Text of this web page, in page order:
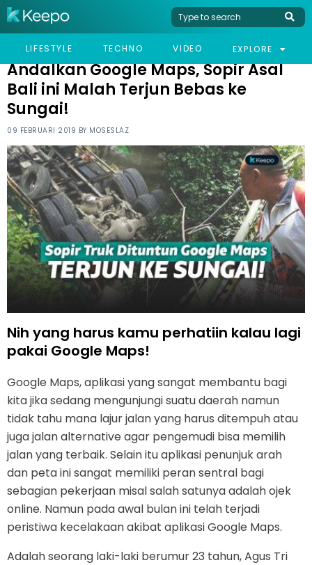
LIFESTYLE TECHNO VIDEO EXPLORE
HOME NEWS
ANDALKAN GOOGLE MAPS, SOPIR ASAL BALI INI MALAH TERJUN
Andalkan Google Maps, Sopir Asal
Bali ini Malah Terjun Bebas ke
Sungai!
09 FEBRUARI 2019 BY MOSESLAZ
Nih yang harus kamu perhatiin kalau lagi
pakai Google Maps!
Google Maps, aplikasi yang sangat membantu bagi
kita jika sedang mengunjungi suatu daerah namun
tidak tahu mana lajur jalan yang harus ditempuh atau
juga jalan alternative agar pengemudi bisa memilih
jalan yang terbaik. Selain itu aplikasi penunjuk arah
dan peta ini sangat memiliki peran sentral bagi
sebagian pekerjaan misal salah satunya adalah ojek
online. Namun pada awal bulan ini telah terjadi
peristiwa kecelakaan akibat aplikasi Google Maps.
Adalah seorang laki-laki berumur 23 tahun, Agus Tri